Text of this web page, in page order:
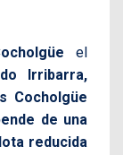
el
Irribarra,
Cocholgüe
de una
reducida